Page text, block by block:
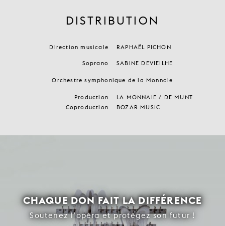
DISTRIBUTION
Direction musicale RAPHAËL PICHON
Soprano SABINE DEVIEILHE
Orchestre symphonique de la Monnaie
Production
LA MONNAIE / DE MUNT
Coproduction
BOZAR MUSIC
CHAQUE DON FAIT LA DIFFÉRENCE
Soutenez l’opéra et protégez son futur !